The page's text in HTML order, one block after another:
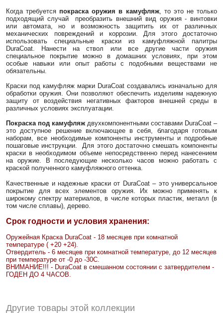
Когда требуется покраска оружия в камуфляж, то это не только
подходящий случай преобразить внешний вид оружия - винтовки
или автомата, но и возможность защитить их от различных
механических повреждений и коррозии. Для этого достаточно
использовать специальные краски из камуфляжной палитры
DuraCoat. Нанести на ствол или все другие части оружия
специальное покрытие можно в домашних условиях, при этом
особые навыки или опыт работы с подобными веществами не
обязательны.
Краски под камуфляж марки DuraCoat создавались изначально для
обработки оружия. Они позволяют обеспечить изделиям надежную
защиту от воздействия негативных факторов внешней среды в
различных условиях эксплуатации.
Покраска под камуфляж двухкомпонентными составами DuraCoat –
это доступное решение включающее в себя, благодаря готовым
наборам, все необходимые компоненты инструменты и подробные
пошаговые инструкции. Для этого достаточно смешать компоненты
краски в необходимом объеме непосредственно перед нанесением
на оружие. В последующие несколько часов можно работать с
краской полученного камуфляжного оттенка.
Качественные и надежные краски от DuraCoat – это универсальное
покрытие для всех элементов оружия. Их можно применять к
широкому спектру материалов, в числе которых пластик, металл (в
том числе сплавы), дерево.
Срок годности и условия хранения:
Оружейная Краска DuraCoat - 18 месяцев при комнатной
температуре ( +20 +24).
Отвердитель - 6 месяцев при комнатной температуре, до 12 месяцев
при температуре от -0 до -30С.
ВНИМАНИЕ!!! - DuraCoat в смешанном состоянии с затвердителем -
ГОДЕН ДО 4 ЧАСОВ.
Другие товары этой коллекции